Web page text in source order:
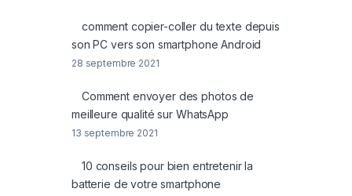
comment copier-coller du texte depuis
son PC vers son smartphone Android
28 septembre 2021
Comment envoyer des photos de
meilleure qualité sur WhatsApp
13 septembre 2021
10 conseils pour bien entretenir la
batterie de votre smartphone